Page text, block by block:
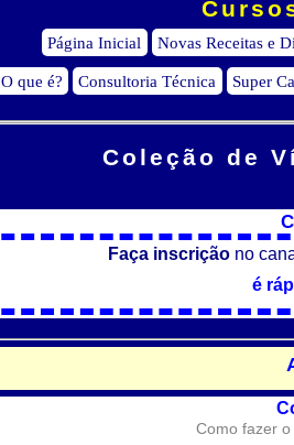
Página Inicial Novas Receitas e
O que é? Consultoria Técnica Super
Coleção de
Faça inscrição no
é
Como fazer